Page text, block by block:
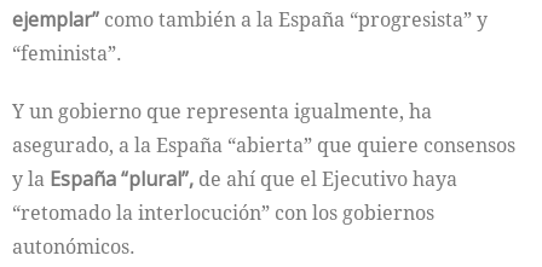
ejemplar” como también a la España “progresista” y
“feminista”.
Y un gobierno que representa igualmente, ha
asegurado, a la España “abierta” que quiere consensos
y la España “plural”, de ahí que el Ejecutivo haya
“retomado la interlocución” con los gobiernos
autonómicos.